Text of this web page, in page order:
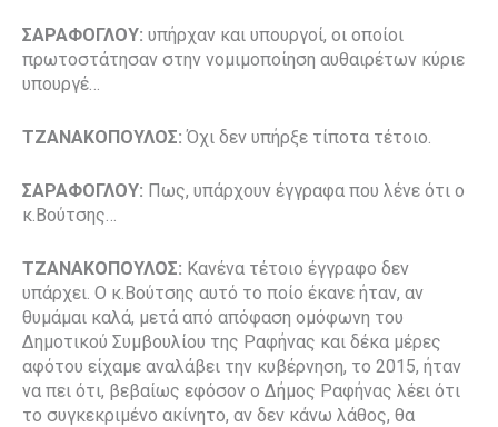
ΣΑΡΑΦΟΓΛΟΥ: υπήρχαν και υπουργοί, οι οποίοι
πρωτοστάτησαν στην νομιμοποίηση αυθαιρέτων κύριε
υπουργέ…
ΤΖΑΝΑΚΟΠΟΥΛΟΣ:Όχι δεν υπήρξε τίποτα τέτοιο.
ΣΑΡΑΦΟΓΛΟΥ: Πως, υπάρχουν έγγραφα που λένε ότι ο
κ.Βούτσης…
ΤΖΑΝΑΚΟΠΟΥΛΟΣ: Κανένα τέτοιο έγγραφο δεν
υπάρχει. Ο κ.Βούτσης αυτό το ποίο έκανε ήταν, αν
θυμάμαι καλά, μετά από απόφαση ομόφωνη του
Δημοτικού Συμβουλίου της Ραφήνας και δέκα μέρες
αφότου είχαμε αναλάβει την κυβέρνηση, το 2015, ήταν
να πει ότι, βεβαίως εφόσον ο Δήμος Ραφήνας λέει ότι
το συγκεκριμένο ακίνητο, αν δεν κάνω λάθος, θα